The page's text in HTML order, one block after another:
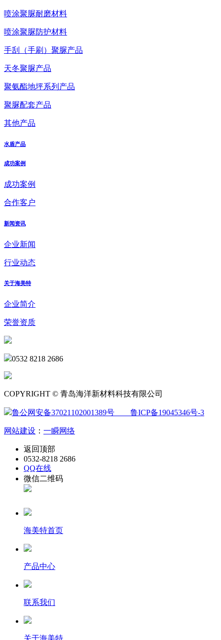
喷涂聚脲耐磨材料
喷涂聚脲防护材料
手刮（手刷）聚脲产品
天冬聚脲产品
聚氨酯地坪系列产品
聚脲配套产品
其他产品
水盾产品
成功案例
成功案例
合作客户
新闻资讯
企业新闻
行业动态
关于海美特
企业简介
荣誉资质
0532 8218 2686
COPYRIGHT © 青岛海洋新材料科技有限公司
鲁公网安备37021102001389号 鲁ICP备19045346号-3
网站建设 ： 一瞬网络
返回顶部
0532-8218 2686
QQ在线
微信二维码
海美特首页
产品中心
联系我们